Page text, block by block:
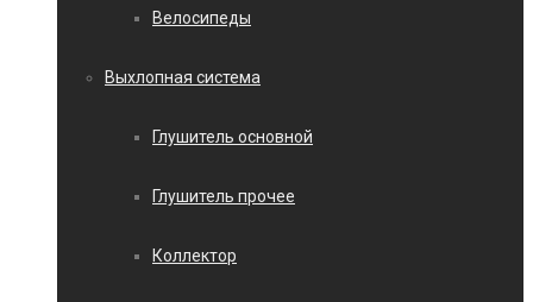
Велосипеды
Выхлопная система
Глушитель основной
Глушитель прочее
Коллектор